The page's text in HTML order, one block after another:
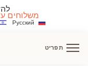
משלוחים
Русский
תפריט